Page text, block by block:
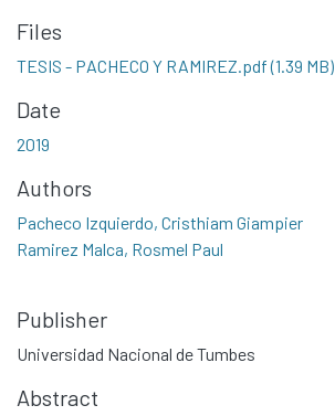
Files
TESIS - PACHECO Y RAMIREZ.pdf(1.39 MB)
Date
2019
Authors
Pacheco Izquierdo, Cristhiam Giampier
Ramirez Malca, Rosmel Paul
Publisher
Universidad Nacional de Tumbes
Abstract